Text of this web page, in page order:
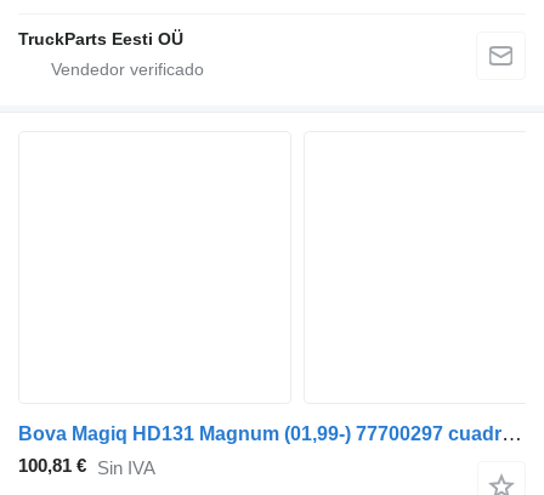
TruckParts Eesti OÜ
Bova Magiq HD131 Magnum (01,99-) 77700297 cuadro de instrumentos para Bova Magiq (1999-2010) autobús
100,81 € Sin IVA